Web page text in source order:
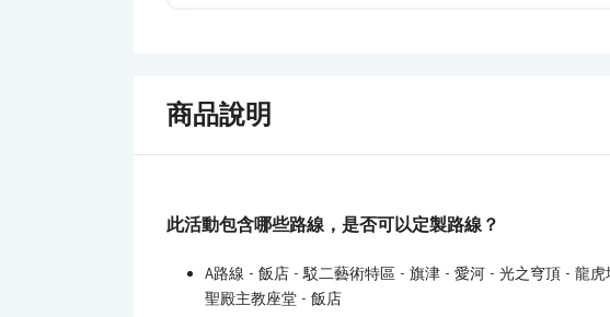
商品說明
此活動包含哪些路線，是否可以定製路線？
A路線 - 飯店 - 駁二藝術特區 - 旗津 - 愛河 - 光之穹頂 - 龍
聖殿主教座堂 - 飯店